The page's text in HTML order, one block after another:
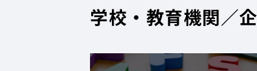
学校・教育機関／